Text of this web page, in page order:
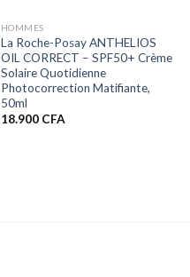
HOMMES
La Roche-Posay ANTHELIOS
OIL CORRECT – SPF50+ Crème
Solaire Quotidienne
Photocorrection Matifiante,
50ml
18.900 CFA